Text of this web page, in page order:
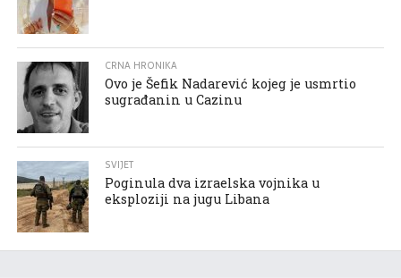
CRNA HRONIKA
Ovo je Šefik Nadarević kojeg je usmrtio
sugrađanin u Cazinu
SVIJET
Poginula dva izraelska vojnika u
eksploziji na jugu Libana